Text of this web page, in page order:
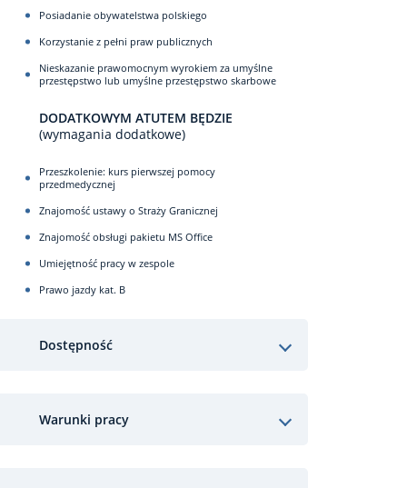
Posiadanie obywatelstwa polskiego
Korzystanie z pełni praw publicznych
Nieskazanie prawomocnym wyrokiem za umyślne
przestępstwo lub umyślne przestępstwo skarbowe
DODATKOWYM ATUTEM BĘDZIE
(wymagania dodatkowe)
Przeszkolenie: kurs pierwszej pomocy
przedmedycznej
Znajomość ustawy o Straży Granicznej
Znajomość obsługi pakietu MS Office
Umiejętność pracy w zespole
Prawo jazdy kat. B
Dostępność
Warunki pracy